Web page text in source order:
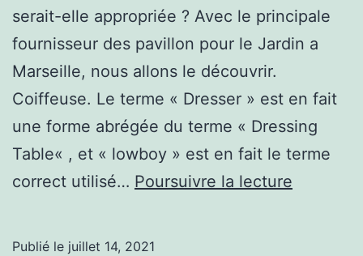
serait-elle appropriée ? Avec le principale
fournisseur des pavillon pour le Jardin a
Marseille, nous allons le découvrir.
Coiffeuse. Le terme « Dresser » est en fait
une forme abrégée du terme « Dressing
Table« , et « lowboy » est en fait le terme
correct utilisé… Poursuivre la lecture
Publié le juillet 14, 2021